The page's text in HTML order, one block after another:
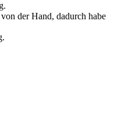
der Hand, dadurch habe